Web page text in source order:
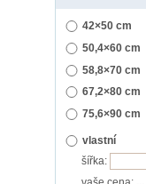
42×50 cm
50,4×60 cm
58,8×70 cm
67,2×80 cm
75,6×90 cm
vlastní
šířka:
vaše cena: ...